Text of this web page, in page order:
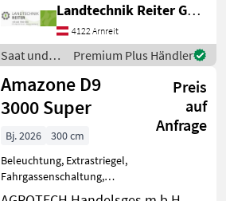
Einscheibenschare,
Extrastriegel Amazone
Scheibenschar Rotec Schar
Reihenabstand 14, 3cm
Control 25 Tief
Landtechnik Reiter GmbH.
4122 Arnreit
Saat und
Pflege /
Amazone
Premium Plus Händler
Amazone D9
3000 Super
Preis
auf
Anfrage
Bj. 2026
300 cm
Beleuchtung, Extrastriegel,
Fahrgassenschaltung,
Spuranreisser - Wahlweise